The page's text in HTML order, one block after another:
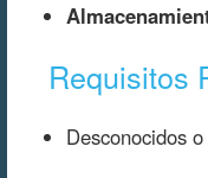
Requisitos
Desconocidos